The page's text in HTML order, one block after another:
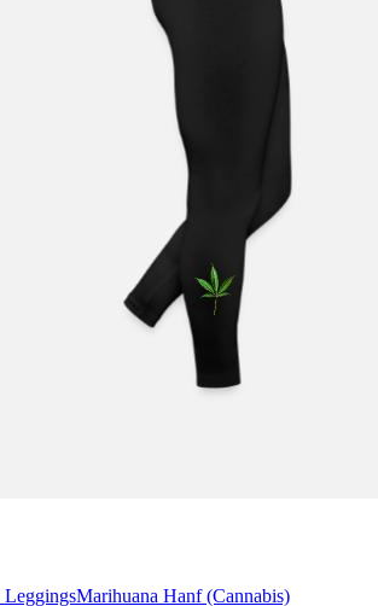
LeggingsMarihuana Hanf (Cannabis)